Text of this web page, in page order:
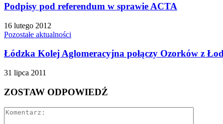
Podpisy pod referendum w sprawie ACTA
16 lutego 2012
Pozostałe aktualności
Łódzka Kolej Aglomeracyjna połączy Ozorków z
31 lipca 2011
ZOSTAW ODPOWIEDŹ